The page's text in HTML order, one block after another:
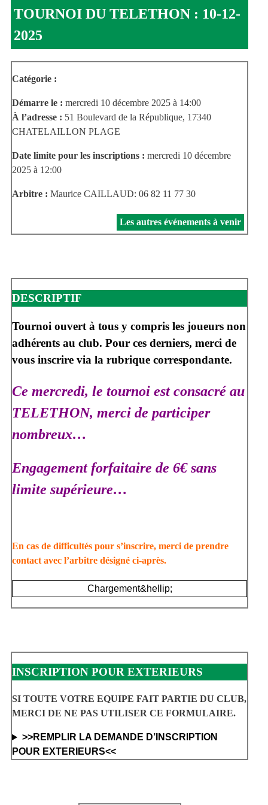
TOURNOI DU TELETHON : 10-12-
2025
Catégorie :
Démarre le : mercredi 10 décembre 2025 à 14:00
À l’adresse : 51 Boulevard de la République, 17340
CHATELAILLON PLAGE
Date limite pour les inscriptions : mercredi 10 décembre
2025 à 12:00
Arbitre : Maurice CAILLAUD: 06 82 11 77 30
Les autres événements à venir
DESCRIPTIF
Tournoi ouvert à tous y compris les joueurs non
adhérents au club. Pour ces derniers, merci de
vous inscrire via la rubrique correspondante.
Ce mercredi, le tournoi est consacré au
TELETHON, merci de participer
nombreux…
Engagement forfaitaire de 6€ sans
limite supérieure…
En cas de difficultés pour s’inscrire, merci de prendre
contact avec l’arbitre désigné ci-après.
Chargement&hellip;
INSCRIPTION POUR EXTERIEURS
SI TOUTE VOTRE EQUIPE FAIT PARTIE DU CLUB,
MERCI DE NE PAS UTILISER CE FORMULAIRE.
>>REMPLIR LA DEMANDE D’INSCRIPTION
POUR EXTERIEURS<<